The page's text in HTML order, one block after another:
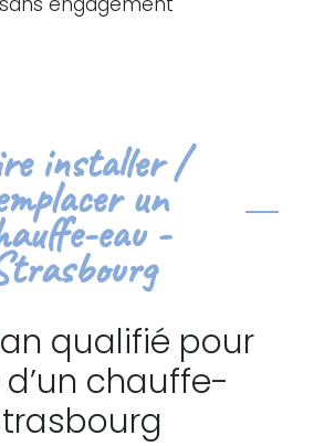
installer /
un
eau -
qualifié pour
chauffe-